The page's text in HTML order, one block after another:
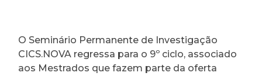
O Seminário Permanente de Investigação
CICS.NOVA regressa para o 9º ciclo, associado
aos Mestrados que fazem parte da oferta